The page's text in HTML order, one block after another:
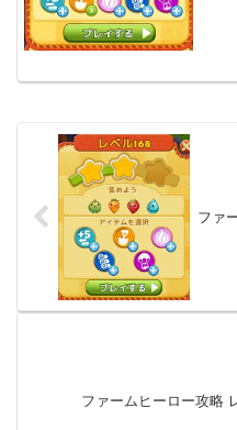
ファ
ファームヒーロー攻略